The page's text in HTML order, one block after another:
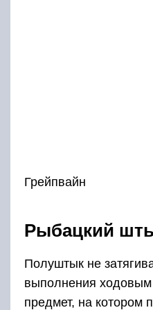
Грейпвайн
Рыбацкий
Полуштык не
выполнения
предмет, на котором